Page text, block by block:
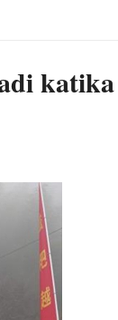
katika